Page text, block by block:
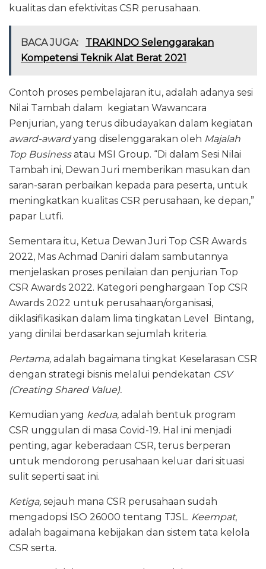
kualitas dan efektivitas CSR perusahaan.
BACA JUGA:
TRAKINDO Selenggarakan
Kompetensi Teknik Alat Berat 2021
Contoh proses pembelajaran itu, adalah adanya sesi
Nilai Tambah dalam kegiatan Wawancara
Penjurian, yang terus dibudayakan dalam kegiatan
award-awardyang diselenggarakan oleh Majalah
Top Businessatau MSI Group. “Di dalam Sesi Nilai
Tambah ini, Dewan Juri memberikan masukan dan
saran-saran perbaikan kepada para peserta, untuk
meningkatkan kualitas CSR perusahaan, ke depan,”
papar Lutfi.
Sementara itu, Ketua Dewan Juri Top CSR Awards
2022, Mas Achmad Daniri dalam sambutannya
menjelaskan proses penilaian dan penjurian Top
CSR Awards 2022. Kategori penghargaan Top CSR
Awards 2022 untuk perusahaan/organisasi,
diklasifikasikan dalam lima tingkatan Level Bintang,
yang dinilai berdasarkan sejumlah kriteria.
Pertama, adalah bagaimana tingkat Keselarasan CSR
dengan strategi bisnis melalui pendekatan CSV
(Creating Shared Value).
Kemudian yang kedua, adalah bentuk program
CSR unggulan di masa Covid-19. Hal ini menjadi
penting, agar keberadaan CSR, terus berperan
untuk mendorong perusahaan keluar dari situasi
sulit seperti saat ini.
Ketiga, sejauh mana CSR perusahaan sudah
mengadopsi ISO 26000 tentang TJSL. Keempat,
adalah bagaimana kebijakan dan sistem tata kelola
CSR serta.